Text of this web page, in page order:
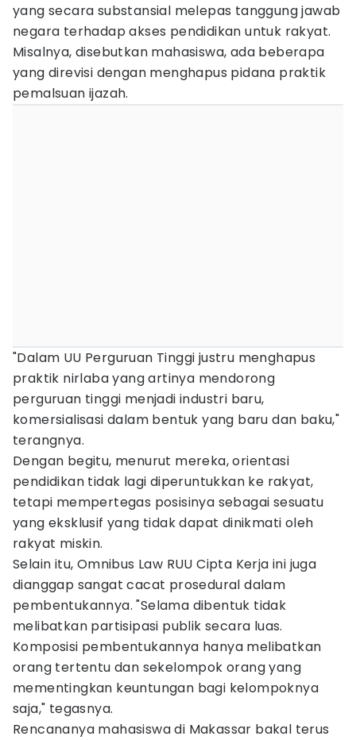
yang secara substansial melepas tanggung jawab
negara terhadap akses pendidikan untuk rakyat.
Misalnya, disebutkan mahasiswa, ada beberapa
yang direvisi dengan menghapus pidana praktik
pemalsuan ijazah.
"Dalam UU Perguruan Tinggi justru menghapus
praktik nirlaba yang artinya mendorong
perguruan tinggi menjadi industri baru,
komersialisasi dalam bentuk yang baru dan baku,"
terangnya.
Dengan begitu, menurut mereka, orientasi
pendidikan tidak lagi diperuntukkan ke rakyat,
tetapi mempertegas posisinya sebagai sesuatu
yang eksklusif yang tidak dapat dinikmati oleh
rakyat miskin.
Selain itu, Omnibus Law RUU Cipta Kerja ini juga
dianggap sangat cacat prosedural dalam
pembentukannya. "Selama dibentuk tidak
melibatkan partisipasi publik secara luas.
Komposisi pembentukannya hanya melibatkan
orang tertentu dan sekelompok orang yang
mementingkan keuntungan bagi kelompoknya
saja," tegasnya.
Rencananya mahasiswa di Makassar bakal terus